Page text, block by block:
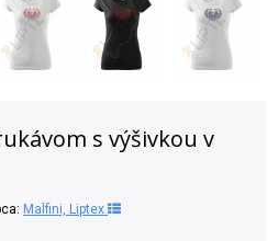
s výšivkou v
Malfini, Liptex